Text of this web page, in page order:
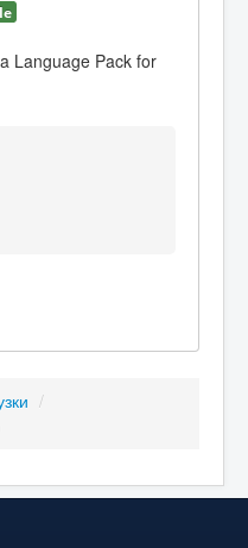
Language Pack for
/